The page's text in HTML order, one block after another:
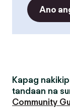
Ano
Kapag
tandaan na
Community